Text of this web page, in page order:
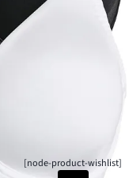
[node-product-wishlist]